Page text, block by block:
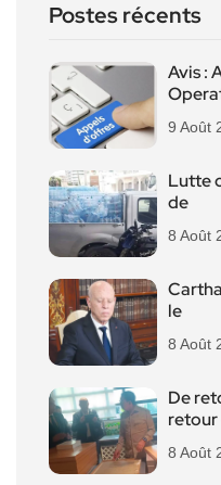
Postes récents
Avis :
9 Août
Lutte
de
8 Août
le
8 Août
De
retour
8 Août